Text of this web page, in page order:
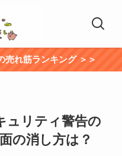
売れ筋ランキング ＞＞
ュリティ警告の
の消し方は？